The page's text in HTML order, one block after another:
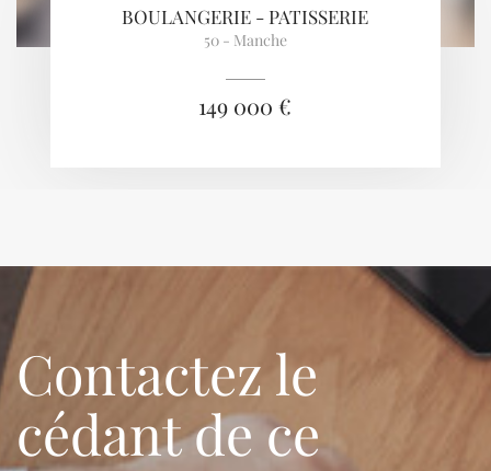
BOULANGERIE - PATISSERIE
50 - Manche
149 000 €
Contactez le
cédant de ce